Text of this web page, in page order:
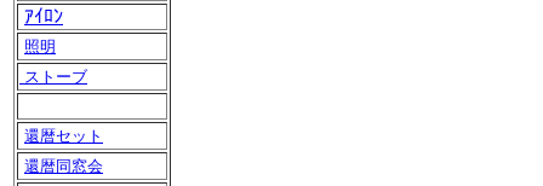
ｱｲﾛﾝ
照明
ストーブ
還暦セット
還暦同窓会